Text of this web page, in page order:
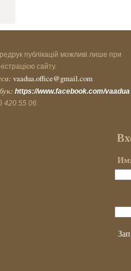
публікацій можливі лише при
сайту.
vaadua.office@gmail.com
https://www.facebook.com/vaadua
420 55 06.